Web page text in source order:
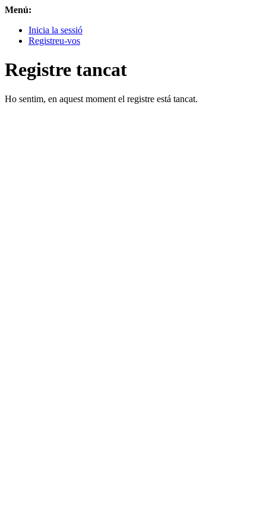
Menú:
Inicia la sessió
Registreu-vos
Registre tancat
Ho sentim, en aquest moment el registre está tancat.